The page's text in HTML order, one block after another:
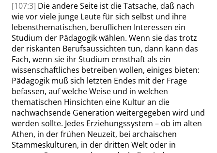
[107:3] Die andere Seite ist die Tatsache, daß nach
wie vor viele junge Leute für sich selbst und ihre
lebensthematischen, beruflichen Interessen ein
Studium der Pädagogik wählen. Wenn sie das trotz
der riskanten Berufsaussichten tun, dann kann das
Fach, wenn sie ihr Studium ernsthaft als ein
wissenschaftliches betreiben wollen, einiges bieten:
Pädagogik muß sich letzten Endes mit der Frage
befassen, auf welche Weise und in welchen
thematischen Hinsichten eine Kultur an die
nachwachsende Generation weitergegeben wird und
werden sollte. Jedes Erziehungssystem – ob im alten
Athen, in der frühen Neuzeit, bei archaischen
Stammeskulturen, in derdritten Welt oder in